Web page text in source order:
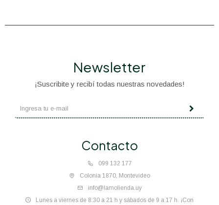
Contacto
099 132 177
Colonia 1870, Montevideo
info@lamolienda.uy
Lunes a viernes de 8:30 a 21 h y sábados de 9 a 17 h. ¡Con
Newsletter
¡Suscribite y recibí todas nuestras novedades!